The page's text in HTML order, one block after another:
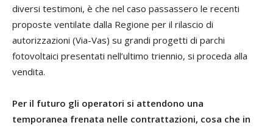
diversi testimoni, è che nel caso passassero le recenti
proposte ventilate dalla Regione per il rilascio di
autorizzazioni (Via-Vas) su grandi progetti di parchi
fotovoltaici presentati nell’ultimo triennio, si proceda alla
vendita.
Per il futuro gli operatori si attendono una
temporanea frenata nelle contrattazioni, cosa che in